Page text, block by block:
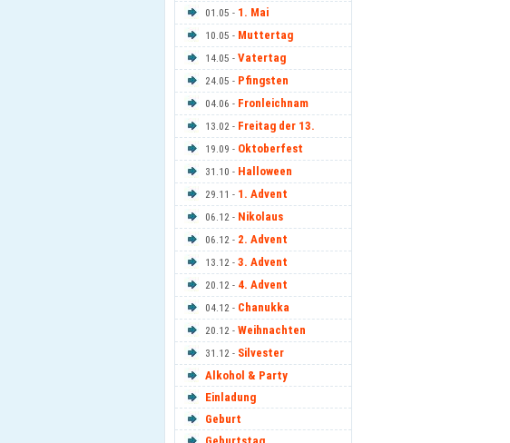
01.05 - 1. Mai
10.05 - Muttertag
14.05 - Vatertag
24.05 - Pfingsten
04.06 - Fronleichnam
13.02 - Freitag der 13.
19.09 - Oktoberfest
31.10 - Halloween
29.11 - 1. Advent
06.12 - Nikolaus
06.12 - 2. Advent
13.12 - 3. Advent
20.12 - 4. Advent
04.12 - Chanukka
20.12 - Weihnachten
31.12 - Silvester
Alkohol & Party
Einladung
Geburt